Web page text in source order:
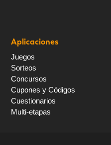
Aplicaciones
Juegos
Sorteos
Concursos
Cupones y Códigos
Cuestionarios
Multi-etapas